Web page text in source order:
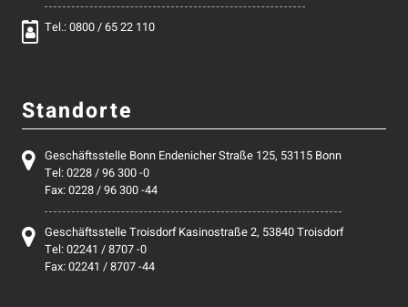
Tel.: 0800 / 65 22 110
Standorte
Geschäftsstelle Bonn Endenicher Straße 125, 53115 Bonn
Tel: 0228 / 96 300 -0
Fax: 0228 / 96 300 -44
Geschäftsstelle Troisdorf Kasinostraße 2, 53840 Troisdorf
Tel: 02241 / 8707 -0
Fax: 02241 / 8707 -44